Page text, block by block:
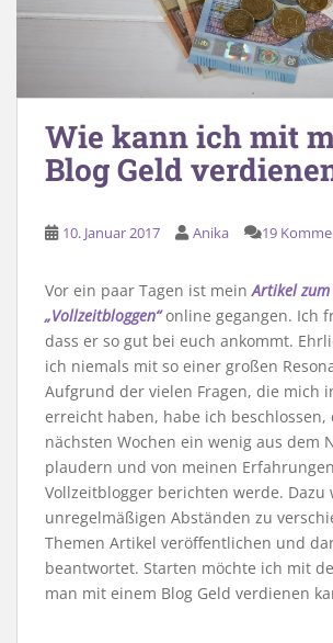
Wie kann ich mit
Blog Geld
10. Januar 2017 Anika 19
Vor ein paar Tagen ist meinArtikel zum
„Vollzeitbloggen“online gegangen. Ich
dass er so gut bei euch ankommt.
ich niemals mit so einer großen
Aufgrund der vielen Fragen, die mich
erreicht haben, habe ich beschlossen,
nächsten Wochen ein wenig aus dem
plaudern und von meinen
Vollzeitblogger berichten werde. Dazu
unregelmäßigen Abständen zu
Themen Artikel veröffentlichen und
beantwortet. Starten möchte ich mit
man mit einem Blog Geld verdienen